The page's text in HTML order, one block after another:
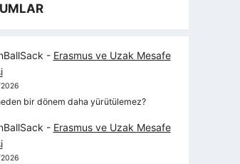
- Erasmus ve Uzak Mesafe
bir dönem daha yürütülemez?
- Erasmus ve Uzak Mesafe